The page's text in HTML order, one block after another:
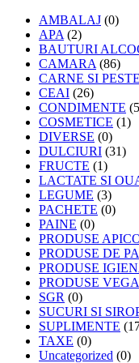
HYPERICUM
AMBALAJ (0)
APA (2)
BAUTURI
CAMARA (86)
CARNE SI PESTE
CEAI (26)
CONDIMENTE
COSMETICE (1)
DIVERSE (0)
DULCIURI (31)
FRUCTE (1)
LACTATE SI
LEGUME (3)
PACHETE (0)
PAINE (0)
PRODUSE
PRODUSE DE
PRODUSE
PRODUSE
SGR (0)
SUCURI SI
SUPLIMENTE
TAXE (0)
Uncategorized (0)